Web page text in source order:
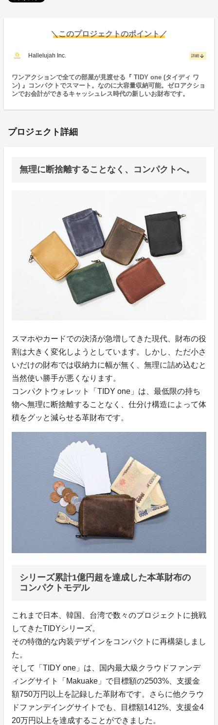
＼このプロジェクトのポイント／
Hallelujah Inc. 詳細 arrow_downward
ワンアクションで全ての部屋が見渡せる『 TIDY one (タイディ ワ
ン) 』コンパクトでスマート。なのに大容量収納可能。ゼロアクショ
ンでお会計ができるキャッシュレス時代の新しいお財布です。
プロジェクト詳細
無理に断捨離することなく、コンパクトへ。
スマホやカードでの決済が急増してきた現代、財布の役
割は大きく変化しようとしています。しかし、ただ小さ
いだけの財布では収納力に幅が無く、無理に詰め込むと
当然使い勝手が悪くなります。
コンパクトウォレット「TIDY one」は、最低限の持ち
物へ無理に断捨離することなく、仕分け構造によって体
積をグッと減らせる革財布です。
シリーズ累計1億円超を達成した本革財布の
コンパクトモデル
これまで日本、韓国、台湾で数々のプロジェクトに挑戦
してきたTIDYシリーズ。
その特徴的な内装デザインをコンパクトに再構築しまし
た。
そして「TIDY one」は、国内最大級クラウドファンデ
ィングサイト「Makuake」で目標額の2503%、支援金
額750万円以上を記録した革財布です。さらに他クラウ
ドファンデイングサイトでも、目標額1412%、支援金4
20万円以上を達成することができました。